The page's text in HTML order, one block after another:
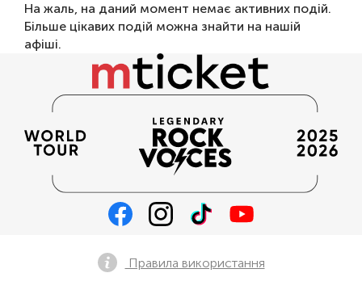
На жаль, на даний момент немає активних подій.
Більше цікавих подій можна знайти на нашій
афіші.
Правила використання